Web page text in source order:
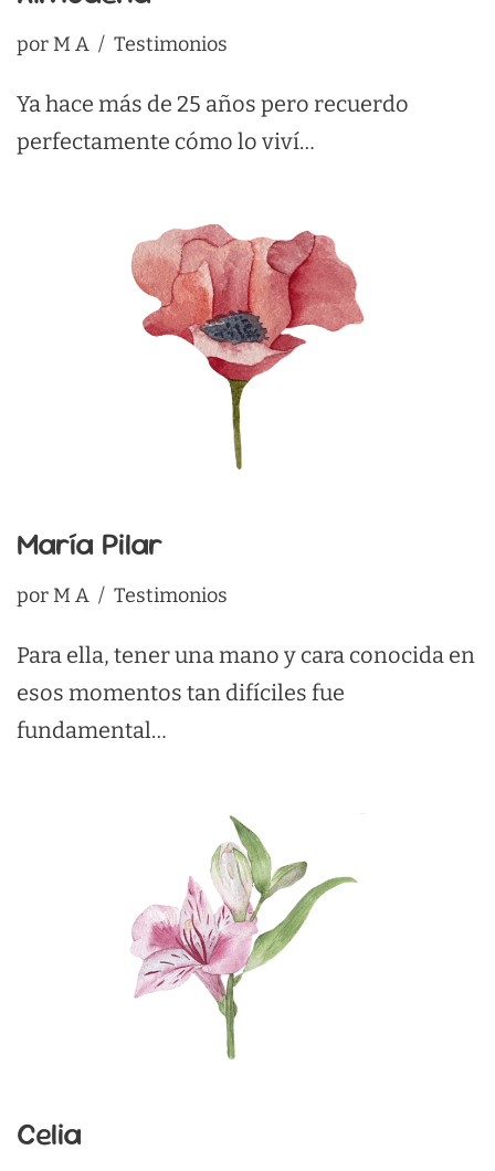
por M A Testimonios
Ya hace más de 25 años pero recuerdo
perfectamente cómo lo viví…
María Pilar
por M A Testimonios
Para ella, tener una mano y cara conocida en
esos momentos tan difíciles fue
fundamental…
Celia